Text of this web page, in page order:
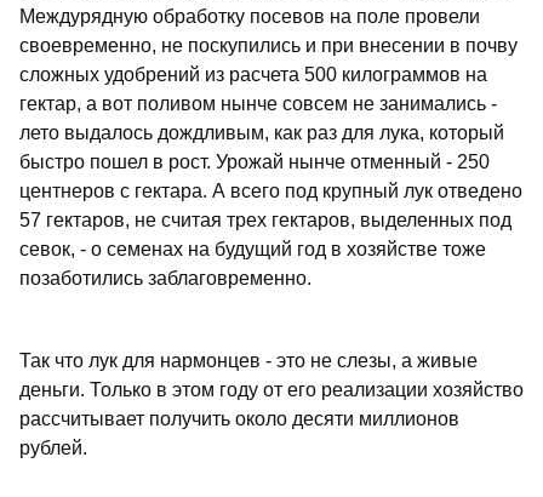
Междурядную обработку посевов на поле провели
своевременно, не поскупились и при внесении в почву
сложных удобрений из расчета 500 килограммов на
гектар, а вот поливом нынче совсем не занимались -
лето выдалось дождливым, как раз для лука, который
быстро пошел в рост. Урожай нынче отменный - 250
центнеров с гектара. А всего под крупный лук отведено
57 гектаров, не считая трех гектаров, выделенных под
севок, - о семенах на будущий год в хозяйстве тоже
позаботились заблаговременно.
Так что лук для нармонцев - это не слезы, а живые
деньги. Только в этом году от его реализации хозяйство
рассчитывает получить около десяти миллионов
рублей.